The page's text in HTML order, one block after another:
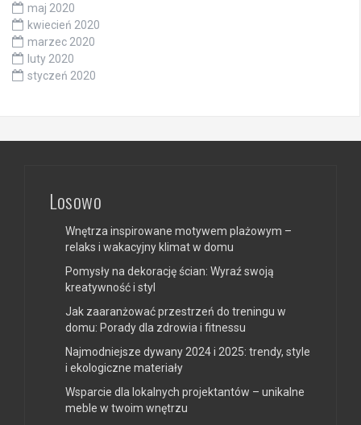
maj 2020
kwiecień 2020
marzec 2020
luty 2020
styczeń 2020
Losowo
Wnętrza inspirowane motywem plażowym –
relaks i wakacyjny klimat w domu
Pomysły na dekorację ścian: Wyraź swoją
kreatywność i styl
Jak zaaranżować przestrzeń do treningu w
domu: Porady dla zdrowia i fitnessu
Najmodniejsze dywany 2024 i 2025: trendy, style
i ekologiczne materiały
Wsparcie dla lokalnych projektantów – unikalne
meble w twoim wnętrzu